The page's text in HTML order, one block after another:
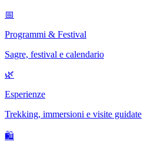
📅
Programmi & Festival
Sagre, festival e calendario
🌿
Esperienze
Trekking, immersioni e visite guidate
🛍